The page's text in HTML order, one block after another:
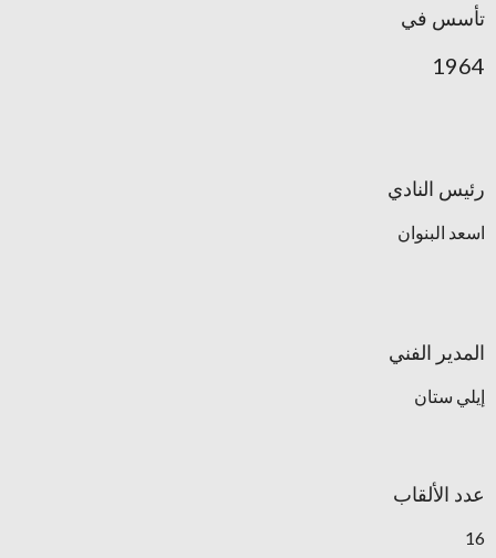
تأسس في
1964
رئيس النادي
اسعد البنوان
المدير الفني
إيلي ستان
عدد الألقاب
16